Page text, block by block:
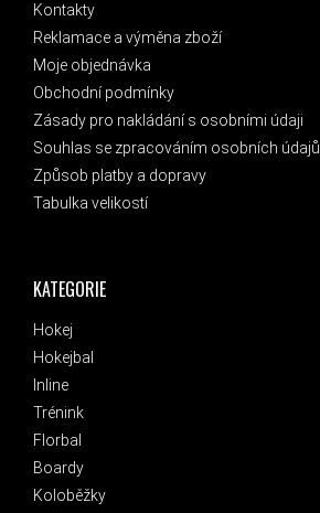
KATEGORIE
Hokej
Hokejbal
Inline
Trénink
Florbal
Boardy
Koloběžky
Kontakty
Reklamace a výměna zboží
Moje objednávka
Obchodní podmínky
Zásady pro nakládání s osobními údaji
Souhlas se zpracováním osobních údajů
Způsob platby a dopravy
Tabulka velikostí